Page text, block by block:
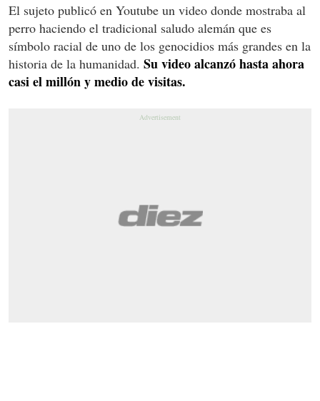
El sujeto publicó en Youtube un video donde mostraba al
perro haciendo el tradicional saludo alemán que es
símbolo racial de uno de los genocidios más grandes en la
historia de la humanidad. Su video alcanzó hasta ahora
casi el millón y medio de visitas.